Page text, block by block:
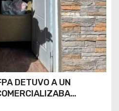
DETUVO A UN